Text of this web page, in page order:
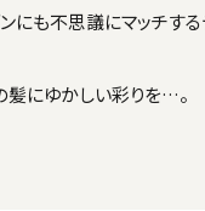
にも不思議にマッチする
髪にゆかしい彩りを…。